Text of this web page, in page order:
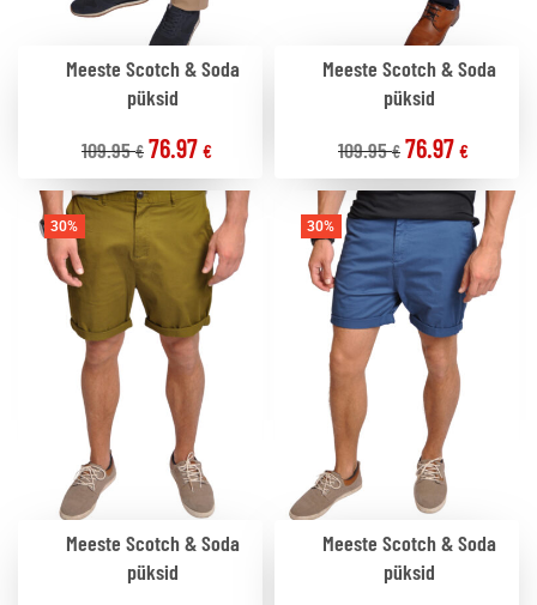
Meeste Scotch & Soda
püksid
109.95€ 76.97 €
Meeste Scotch & Soda
püksid
109.95€ 76.97 €
30%
Meeste Scotch & Soda
püksid
30%
Meeste Scotch & Soda
püksid